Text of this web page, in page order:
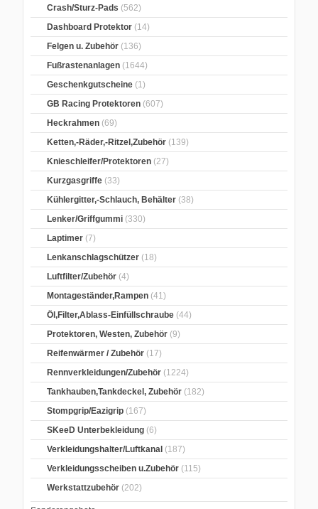
Crash/Sturz-Pads (562)
Dashboard Protektor (14)
Felgen u. Zubehör (136)
Fußrastenanlagen (1644)
Geschenkgutscheine (1)
GB Racing Protektoren (607)
Heckrahmen (69)
Ketten,-Räder,-Ritzel,Zubehör (139)
Knieschleifer/Protektoren (27)
Kurzgasgriffe (33)
Kühlergitter,-Schlauch, Behälter (38)
Lenker/Griffgummi (330)
Laptimer (7)
Lenkanschlagschützer (18)
Luftfilter/Zubehör (4)
Montageständer,Rampen (41)
Öl,Filter,Ablass-Einfüllschraube (44)
Protektoren, Westen, Zubehör (9)
Reifenwärmer / Zubehör (17)
Rennverkleidungen/Zubehör (1224)
Tankhauben,Tankdeckel, Zubehör (182)
Stompgrip/Eazigrip (167)
SKeeD Unterbekleidung (6)
Verkleidungshalter/Luftkanal (187)
Verkleidungsscheiben u.Zubehör (115)
Werkstattzubehör (202)